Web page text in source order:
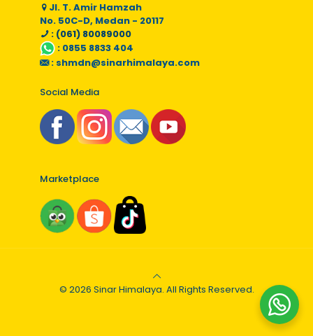
Jl. T. Amir Hamzah
No. 50C-D, Medan - 20117
: (061) 80089000
: 0855 8833 404
: shmdn@sinarhimalaya.com
Social Media
Marketplace
© 2026 Sinar Himalaya. All Rights Reserved.